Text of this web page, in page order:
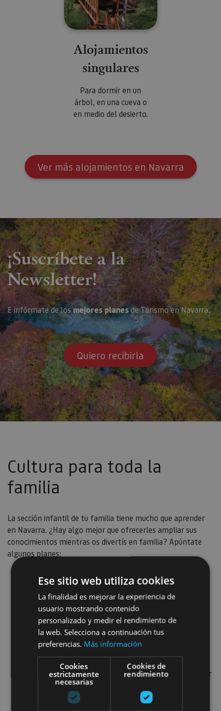
Alojamientos
singulares
Para dormir en un
árbol, en una cueva o
en medio del desierto.
Ver más alojamientos en Navarra
¡Suscríbete a la
Newsletter!
E infórmate de losmejores planesde Turismo en Navarra.
Quiero recibirla
Cultura para toda la
familia
La sección infantil de tu familia tiene mucho que aprender
en Navarra. ¿Hay algo mejor que ofrecerles ampliar sus
conocimientos mientras os divertís en familia? Apúntate
algunos planes:
el Castillo de Javier o el de Olite son sencillamente
imprescindibles. Déjales que los recorran de arriba
abajo para conocer las estancias y suban a sus torres.
Visitas teatralizadas : a lo largo del año distintos
monumentos y empresas ofrecen visitas con
personajes históricos, una forma muy divertida de
conocer nuestra historia. ¡Verás cómo no van a perder
Ese sitio web utiliza cookies
La finalidad es mejorar la experiencia de
usuario mostrando contenido
personalizado y medir el rendimiento de
la web. Selecciona a continuación tus
preferencias. Más información
Cookies
estrictamente
necesarias
Cookies de
rendimiento